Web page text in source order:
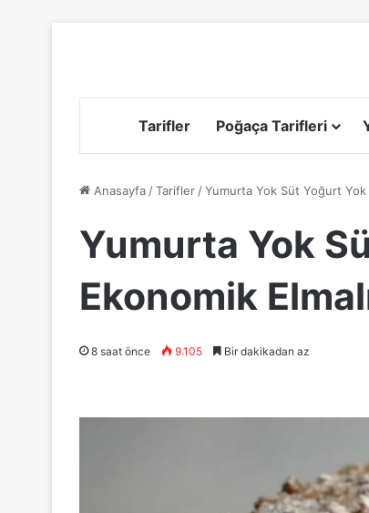
Tarifler Poğaça Tarifleri
Anasayfa /Tarifler /Yumurta Yok Süt Yoğurt Yok
Yumurta Yok
Ekonomik
8 saat önce 9.105 Bir dakikadan az